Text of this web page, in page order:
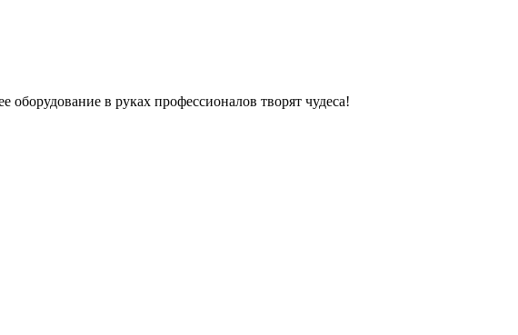
в руках профессионалов творят чудеса!